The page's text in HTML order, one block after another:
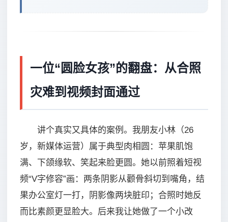
一位“圆脸女孩”的翻盘：从合照
灾难到视频封面通过
讲个真实又具体的案例。我朋友小林（26
岁，新媒体运营）属于典型肉相圆：苹果肌饱
满、下颌缘软、笑起来脸更圆。她以前照着短视
频“V字修容”画：两条阴影从颧骨斜切到嘴角，结
果办公室灯一打，阴影像两块脏印；合照时她反
而比素颜更显脸大。后来我让她做了一个小改